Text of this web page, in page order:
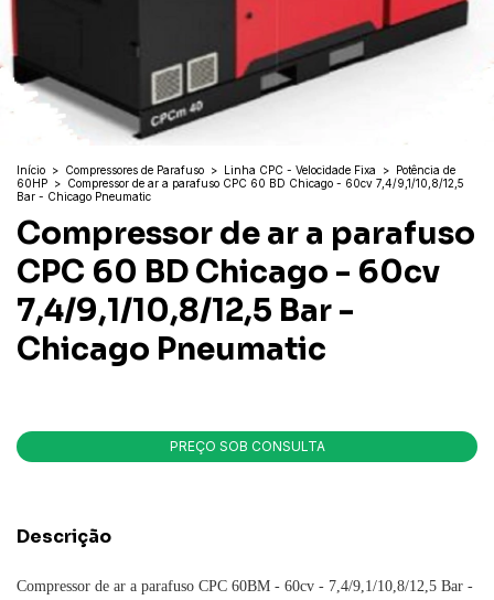
Início > Compressores de Parafuso > Linha CPC - Velocidade Fixa > Potência de
60HP > Compressor de ar a parafuso CPC 60 BD Chicago - 60cv 7,4/9,1/10,8/12,5
Bar - Chicago Pneumatic
Compressor de ar a parafuso
CPC 60 BD Chicago - 60cv
7,4/9,1/10,8/12,5 Bar -
Chicago Pneumatic
Descrição
Compressor de ar a parafuso CPC 60BM - 60cv - 7,4/9,1/10,8/12,5 Bar -